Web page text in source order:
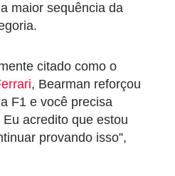
maior sequência da
citado como o
, Bearman reforçou
F1 e você precisa
acredito que estou
provando isso”,